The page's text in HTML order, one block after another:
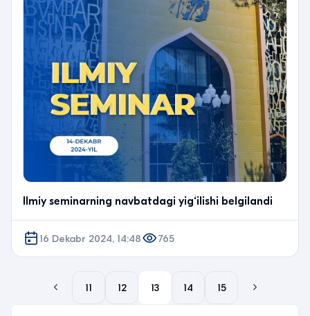
Ilmiy seminarning navbatdagi yig‘ilishi belgilandi
16 Dekabr 2024, 14:48 765
11 12 13 14 15